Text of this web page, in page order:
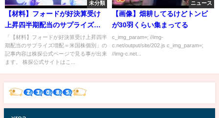
未分類
【材料】フォードが好決算受け
上昇四半期配当のサプライズ増
配＝米国株個別
「【材料】フォードが好決算受け上昇四半
期配当のサプライズ増配＝米国株個別」の
記事内容は株探公式ページで見る事が出来
ます。 株探公式サイトはこ...
ニュース
【画像】畑耕してるけどトンビ
が30羽くらい集まってる
c_img_param=; //img-
c.net/output/site/202.js c_img_param=;
//img-c.net...